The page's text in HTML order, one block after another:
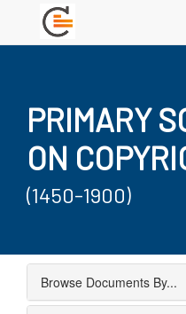
PRIMARY
ON
(1450-1900)
Browse Documents By...